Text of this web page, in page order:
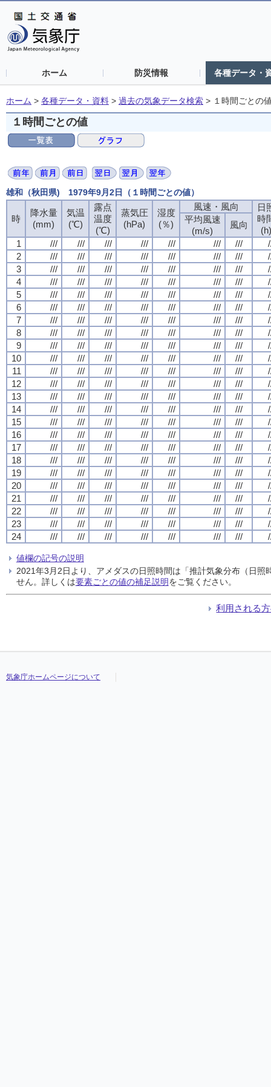
ホーム 防災情報 各種データ・
ホーム > 各種データ・資料 > 過去の気象データ検索 > １時間ごとの
１時間ごとの値
雄和（秋田県) 1979年9月2日（１時間ごとの値）
時
降水量
(mm)
気温
(℃)
露点
温度
(℃)
蒸気圧
(hPa)
湿度
(％)
風速・風向
日
時
(h)
平均風速
(m/s)
風向
1
/// /// /// /// /// /// ///
2
/// /// /// /// /// /// ///
3
/// /// /// /// /// /// ///
4
/// /// /// /// /// /// ///
5
/// /// /// /// /// /// ///
6
/// /// /// /// /// /// ///
7
/// /// /// /// /// /// ///
8
/// /// /// /// /// /// ///
9
/// /// /// /// /// /// ///
10
/// /// /// /// /// /// ///
11
/// /// /// /// /// /// ///
12
/// /// /// /// /// /// ///
13
/// /// /// /// /// /// ///
14
/// /// /// /// /// /// ///
15
/// /// /// /// /// /// ///
16
/// /// /// /// /// /// ///
17
/// /// /// /// /// /// ///
18
/// /// /// /// /// /// ///
19
/// /// /// /// /// /// ///
20
/// /// /// /// /// /// ///
21
/// /// /// /// /// /// ///
22
/// /// /// /// /// /// ///
23
/// /// /// /// /// /// ///
24
/// /// /// /// /// /// ///
値欄の記号の説明
2021年3月2日より、アメダスの日照時間は「推計気象分布（日
せん。詳しくは要素ごとの値の補足説明をご覧ください。
利用される
気象庁ホームページについて